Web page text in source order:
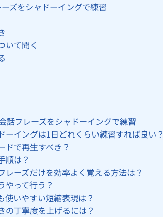
ズをシャドーイングで練習
いて聞く
話フレーズをシャドーイングで練習
ーイングは1日どれくらい練習すれば良い？
ドで再生すべき？
順は？
レーズだけを効率よく覚える方法は？
やって行う？
使いやすい短縮表現は？
の丁寧度を上げるには？